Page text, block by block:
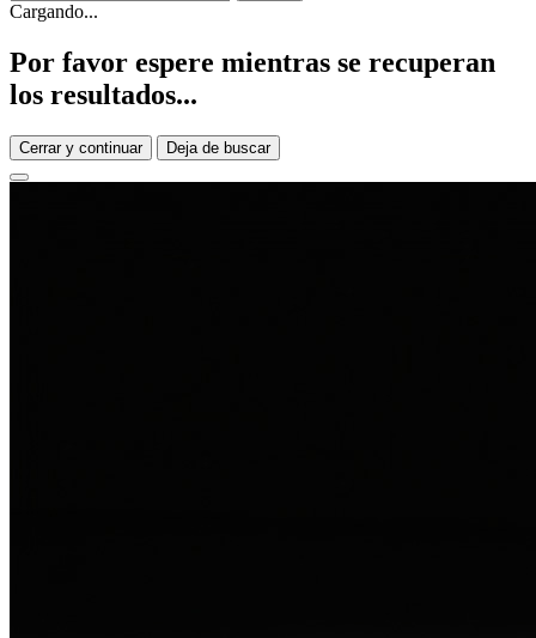
Cargando...
Por favor espere mientras se recuperan
los resultados...
Cerrar y continuar Deja de buscar